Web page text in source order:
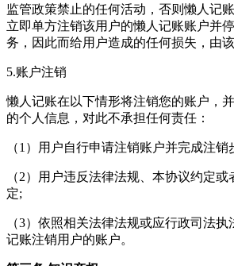
监管政策禁止的任何活动，否则懒人记
立即单方注销该用户的懒人记账账户并
务，因此而给用户造成的任何损失，由
5.账户注销
懒人记账在以下情形将注销您的账户，
的个人信息，对此不承担任何责任：
（1）用户自行申请注销账户并完成注销
（2）用户违反法律法规、本协议约定
定;
（3）依照相关法律法规或应行政司法执
记账注销用户的账户。